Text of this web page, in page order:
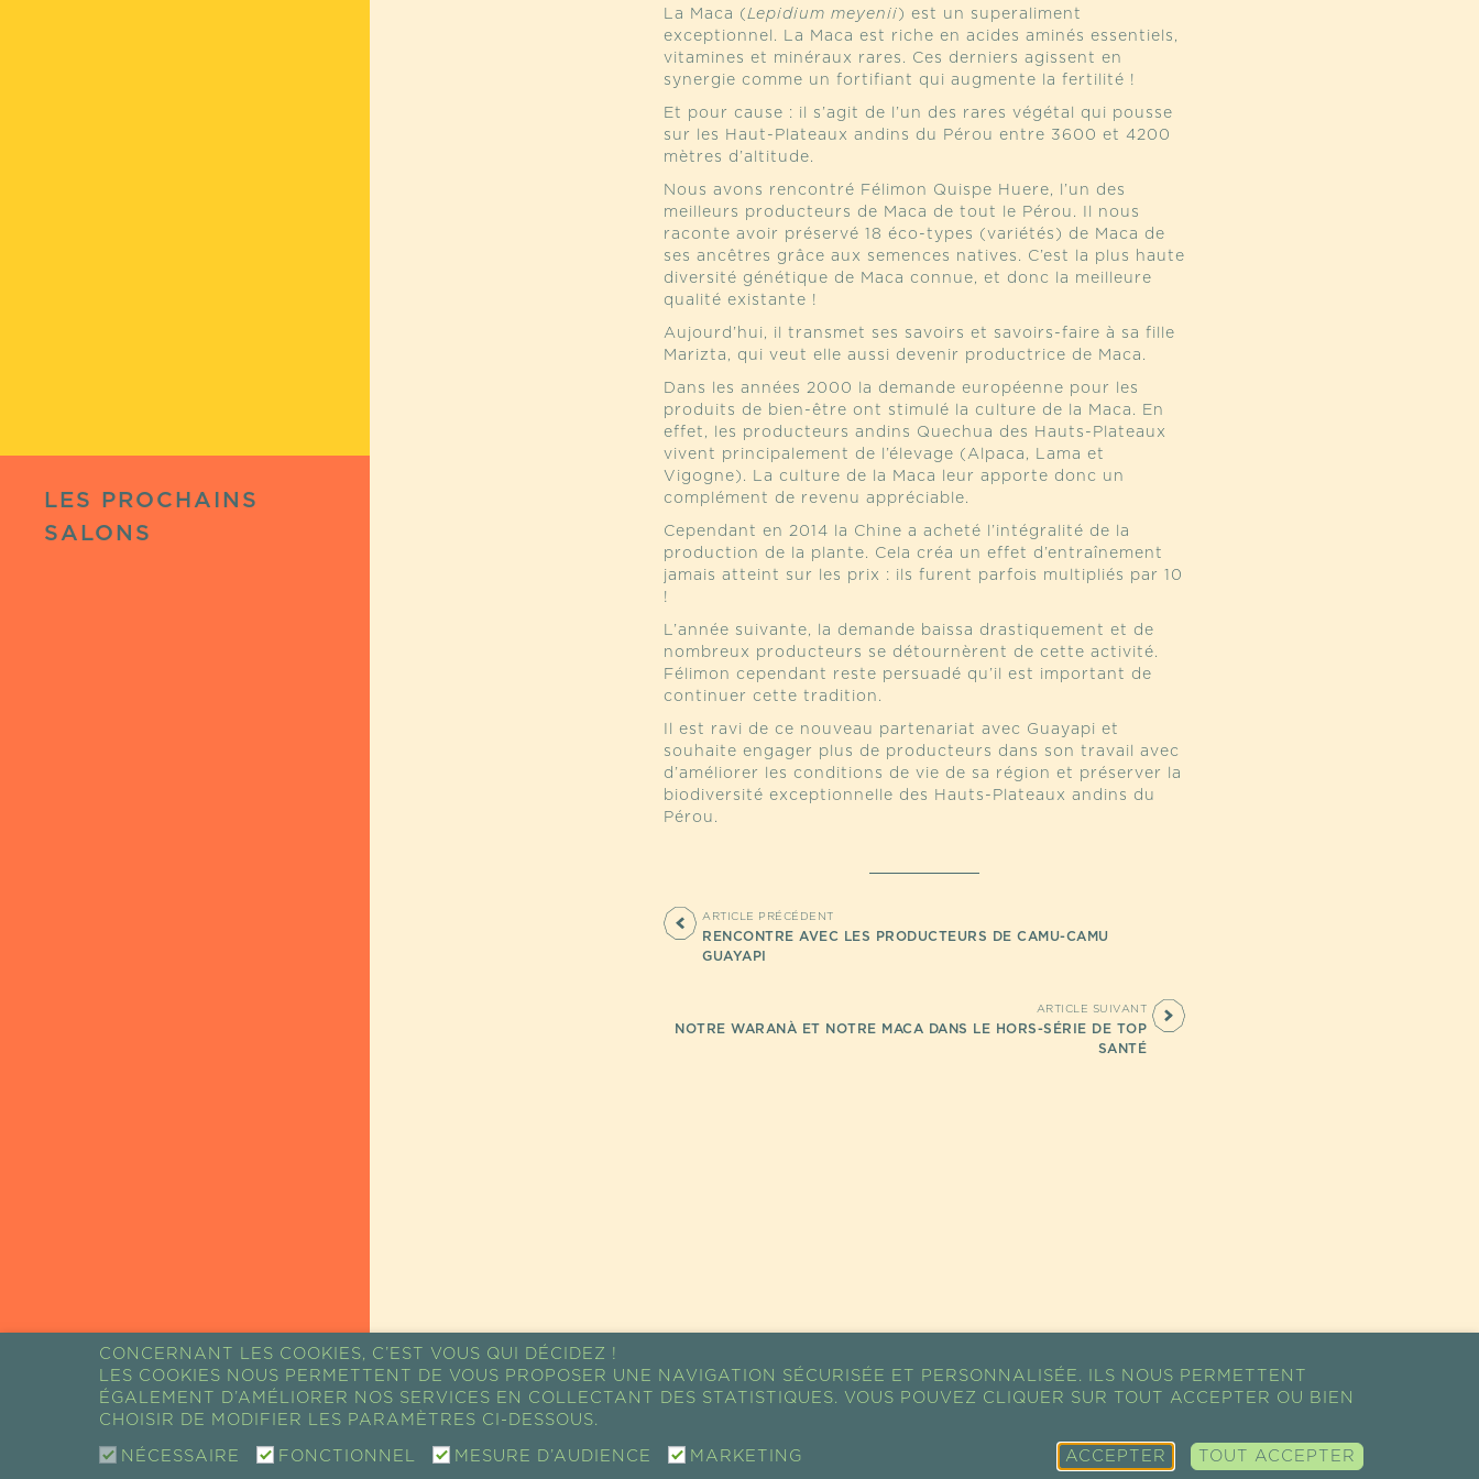
LES PROCHAINS
SALONS
RETOUR AUX
ACTUALITÉS
La Maca ( Lepidium meyenii ) est un superaliment
exceptionnel. La Maca est riche en acides aminés essentiels,
vitamines et minéraux rares. Ces derniers agissent en
synergie comme un fortifiant qui augmente la fertilité !
Et pour cause : il s’agit de l’un des rares végétal qui pousse
sur les Haut-Plateaux andins du Pérou entre 3600 et 4200
mètres d’altitude.
Nous avons rencontré Félimon Quispe Huere, l’un des
meilleurs producteurs de Maca de tout le Pérou. Il nous
raconte avoir préservé 18 éco-types (variétés) de Maca de
ses ancêtres grâce aux semences natives. C’est la plus haute
diversité génétique de Maca connue, et donc la meilleure
qualité existante !
Aujourd’hui, il transmet ses savoirs et savoirs-faire à sa fille
Marizta, qui veut elle aussi devenir productrice de Maca.
Dans les années 2000 la demande européenne pour les
produits de bien-être ont stimulé la culture de la Maca. En
effet, les producteurs andins Quechua des Hauts-Plateaux
vivent principalement de l’élevage (Alpaca, Lama et
Vigogne). La culture de la Maca leur apporte donc un
complément de revenu appréciable.
Cependant en 2014 la Chine a acheté l’intégralité de la
production de la plante. Cela créa un effet d’entraînement
jamais atteint sur les prix : ils furent parfois multipliés par 10
!
L’année suivante, la demande baissa drastiquement et de
nombreux producteurs se détournèrent de cette activité.
Félimon cependant reste persuadé qu’il est important de
continuer cette tradition.
Il est ravi de ce nouveau partenariat avec Guayapi et
souhaite engager plus de producteurs dans son travail avec
d’améliorer les conditions de vie de sa région et préserver la
biodiversité exceptionnelle des Hauts-Plateaux andins du
Pérou.
ARTICLE PRÉCÉDENT
RENCONTRE AVEC LES PRODUCTEURS DE CAMU-CAMU
GUAYAPI
ARTICLE SUIVANT
NOTRE WARANÀ ET NOTRE MACA DANS LE HORS-SÉRIE DE TOP
SANTÉ
CONCERNANT LES COOKIES, C’EST VOUS QUI DÉCIDEZ !
LES COOKIES NOUS PERMETTENT DE VOUS PROPOSER UNE NAVIGATION SÉCURISÉE ET PERSONNALISÉE. ILS NOUS PERMETTENT
ÉGALEMENT D’AMÉLIORER NOS SERVICES EN COLLECTANT DES STATISTIQUES. VOUS POUVEZ CLIQUER SUR TOUT ACCEPTER OU BIEN
CHOISIR DE MODIFIER LES PARAMÈTRES CI-DESSOUS.
NÉCESSAIRE FONCTIONNEL MESURE D’AUDIENCE MARKETING ACCEPTER TOUT ACCEPTER